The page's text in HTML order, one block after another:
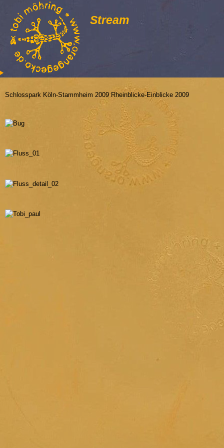
Stream
Schlosspark Köln-Stammheim 2009 Rheinblicke-Einblicke 2009